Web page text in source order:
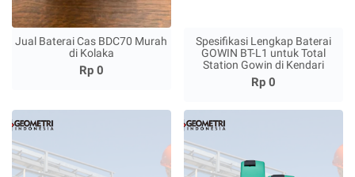
Jual Baterai Cas BDC70 Murah
di Kolaka
Rp 0
Spesifikasi Lengkap Baterai
GOWIN BT-L1 untuk Total
Station Gowin di Kendari
Rp 0